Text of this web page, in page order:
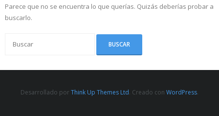
Parece que no se encuentra lo que querías. Quizás deberías probar a
buscarlo.
Desarrollado porThink Up Themes Ltd. Creado con WordPress.